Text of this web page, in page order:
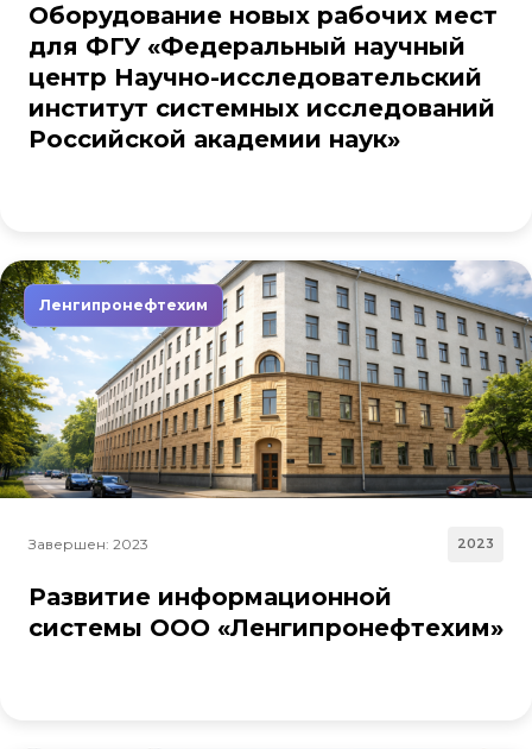
Оборудование новых рабочих мест
для ФГУ «Федеральный научный
центр Научно-исследовательский
институт системных исследований
Российской академии наук»
Ленгипронефтехим
Завершен: 2023 2023
Развитие информационной
системы ООО «Ленгипронефтехим»